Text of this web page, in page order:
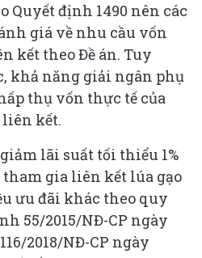
Quyết định 1490 nên các
giá về nhu cầu vốn
kết theo Đề án. Tuy
khả năng giải ngân phụ
thụ vốn thực tế của
liên kết.
lãi suất tối thiểu 1%
gia liên kết lúa gạo
ưu đãi khác theo quy
55/2015/NĐ-CP ngày
2018/NĐ-CP ngày